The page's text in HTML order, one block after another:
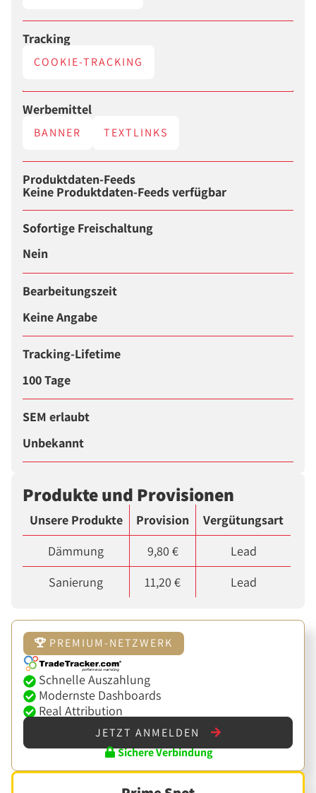
Tracking
COOKIE-TRACKING
Werbemittel
BANNER TEXTLINKS
Produktdaten-Feeds
Keine Produktdaten-Feeds verfügbar
Sofortige Freischaltung
Nein
Bearbeitungszeit
Keine Angabe
Tracking-Lifetime
100 Tage
SEM erlaubt
Unbekannt
Produkte und Provisionen
Unsere Produkte Provision
Vergütungsart
Dämmung
9,80 €
Lead
Sanierung
11,20 € Lead
PREMIUM-NETZWERK
Schnelle Auszahlung
Modernste Dashboards
Real Attribution
JETZT ANMELDEN
Sichere Verbindung